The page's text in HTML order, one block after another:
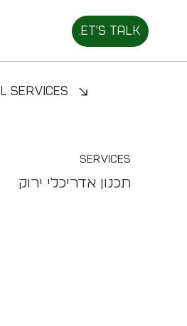
Let's talk.
Services
תכנון אדריכלי ירוק